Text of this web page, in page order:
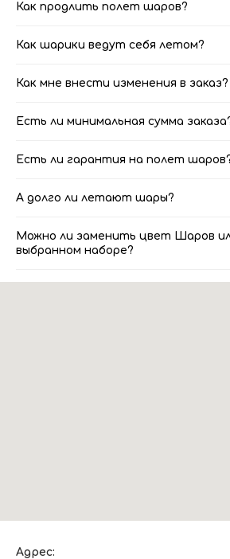
Как продлить полет шаров?
Как шарики ведут себя летом?
Как мне внести изменения в заказ?
Есть ли минимальная сумма
Есть ли гарантия на полет
А долго ли летают шары?
Можно ли заменить цвет Шаров
выбранном наборе?
Адрес: